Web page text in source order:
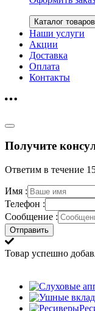
Каталог товаров
Наши услуги
Акции
Доставка
Оплата
Контакты
Получите
Ответим в течение
Имя :
Телефон :
Сообщение :
Отправить
Товар успешно